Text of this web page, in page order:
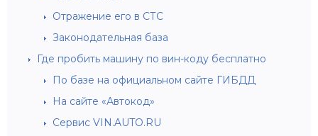
Отражение его в СТС
Законодательная база
Где пробить машину по вин-коду бесплатно
По базе на официальном сайте ГИБДД
На сайте «Автокод»
Сервис VIN.AUTO.RU